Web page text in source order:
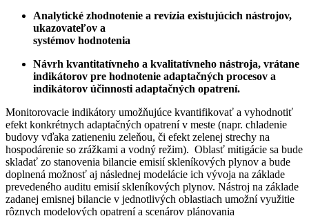
Analytické zhodnotenie a revízia existujúcich nástrojov,
ukazovateľov a
systémov hodnotenia
Návrh kvantitatívneho a kvalitatívneho nástroja, vrátane
indikátorov pre hodnotenie adaptačných procesov a
indikátorov účinnosti adaptačných opatrení.
Monitorovacie indikátory umožňujúce kvantifikovať a vyhodnotiť
efekt konkrétnych adaptačných opatrení v meste (napr. chladenie
budovy vďaka zatieneniu zeleňou, či efekt zelenej strechy na
hospodárenie so zrážkami a vodný režim). Oblasť mitigácie sa bude
skladať zo stanovenia bilancie emisií skleníkových plynov a bude
doplnená možnosť aj následnej modelácie ich vývoja na základe
prevedeného auditu emisií skleníkových plynov. Nástroj na základe
zadanej emisnej bilancie v jednotlivých oblastiach umožní využitie
rôznych modelových opatrení a scenárov plánovania